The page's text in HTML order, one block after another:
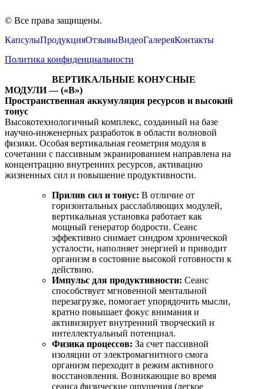
© Все права защищены.
КапсулыПродукцияОтзывыВидеоГалереяКонтакты
Политика конфиденциальности
ВЕРТИКАЛЬНЫЕ КОНУСНЫЕ
МОДУЛИ — («В»)
Пространственная аккумуляция ресурсов и высокий
тонус
Высокотехнологичный комплекс, созданный на базе
научно-инженерных разработок в области волновой
физики. Особая вертикальная геометрия модуля в
сочетании с пассивным экранированием направлена на
концентрацию внутренних ресурсов, активацию
жизненных сил и повышение продуктивности.
Прилив сил и тонус: В отличие от
горизонтальных расслабляющих модулей,
вертикальная установка работает как
мощный генератор бодрости. Сеанс
эффективно снимает синдром хронической
усталости, наполняет энергией и приводит
организм в состояние высокой готовности к
действию.
Импульс для продуктивности: Сеанс
способствует мгновенной ментальной
перезагрузке, помогает упорядочить мысли,
кратно повышает фокус внимания и
активизирует внутренний творческий и
интеллектуальный потенциал.
Физика процессов: За счет пассивной
изоляции от электромагнитного смога
организм переходит в режим активного
восстановления. Возникающие во время
сеанса физические ощущения (легкое